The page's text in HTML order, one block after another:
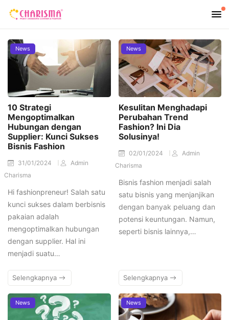
News
10 Strategi
Mengoptimalkan
Hubungan dengan
Supplier: Kunci Sukses
Bisnis Fashion
31/01/2024
Admin
Charisma
Hi fashionpreneur! Salah satu
kunci sukses dalam berbisnis
pakaian adalah
mengoptimalkan hubungan
dengan supplier. Hal ini
menjadi suatu…
Selengkapnya
News
Kesulitan Menghadapi
Perubahan Trend
Fashion? Ini Dia
Solusinya!
02/01/2024
Admin
Charisma
Bisnis fashion menjadi salah
satu bisnis yang menjanjikan
dengan banyak peluang dan
potensi keuntungan. Namun,
seperti bisnis lainnya,…
Selengkapnya
News News